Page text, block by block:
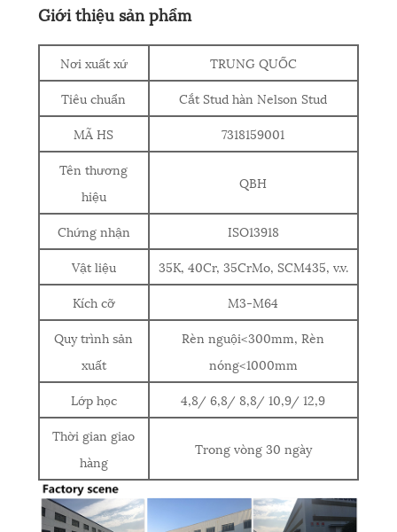
Giới thiệu sản phẩm
Nơi xuất xứ
TRUNG QUỐC
Tiêu chuẩn
Cắt Stud hàn Nelson Stud
MÃ HS
7318159001
Tên thương
hiệu
QBH
Chứng nhận
ISO13918
Vật liệu
35K, 40Cr, 35CrMo, SCM435, v.v.
Kích cỡ
M3-M64
Quy trình sản
xuất
Rèn nguội<300mm, Rèn
nóng<1000mm
Lớp học
4,8/ 6,8/ 8,8/ 10,9/ 12,9
Thời gian giao
hàng
Trong vòng 30 ngày